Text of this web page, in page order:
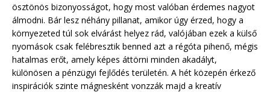
ösztönös bizonyosságot, hogy most valóban érdemes nagyot
álmodni. Bár lesz néhány pillanat, amikor úgy érzed, hogy a
környezeted túl sok elvárást helyez rád, valójában ezek a külső
nyomások csak felébresztik benned azt a régóta pihenő, mégis
hatalmas erőt, amely képes áttörni minden akadályt,
különösen a pénzügyi fejlődés területén. A hét közepén érkező
inspirációk szinte mágnesként vonzzák majd a kreatív